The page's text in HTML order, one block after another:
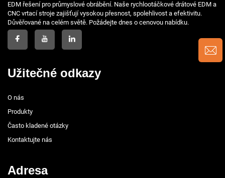
EDM řešení pro průmyslové obrábění. Naše rychlootáčkové drátové EDM a
CNC vrtací stroje zajišťují vysokou přesnost, spolehlivost a efektivitu.
Důvěřované na celém světě. Požádejte dnes o cenovou nabídku.
Užitečné odkazy
O nás
Produkty
Často kladené otázky
Kontaktujte nás
Adresa